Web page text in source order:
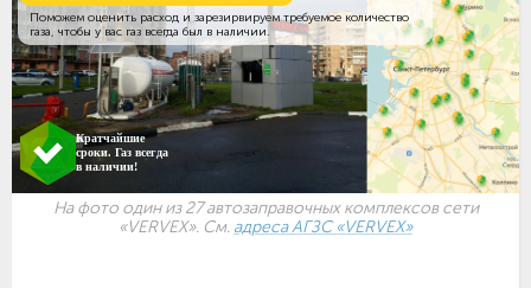
Поможем оценить расход и зарезирвируем требуемое количество
газа, чтобы у вас газ всегда был в наличии.
Кратчайшие
сроки. Газ всегда
в наличии!
На фото один из 27 автозаправочных комплексов сети
«VERVEX». См. адреса АГЗС «VERVEX»